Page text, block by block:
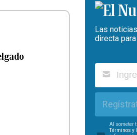
Las
directa
Al someter
Términos y